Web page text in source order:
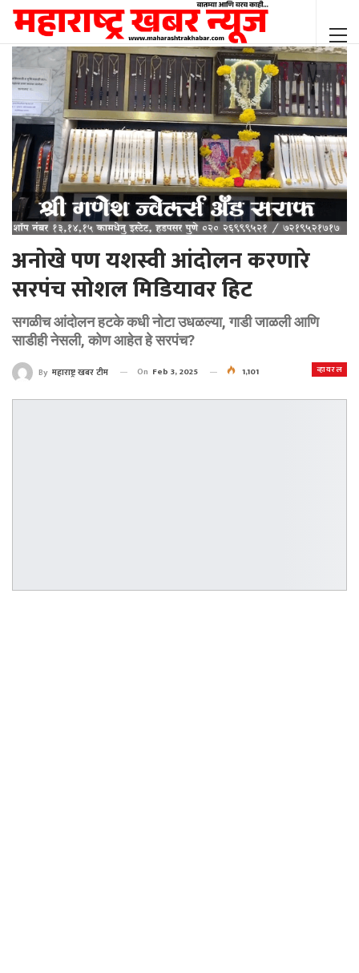
अनोखे पण यशस्वी आंदोलन करणारे
सरपंच सोशल मिडियावर हिट
सगळीच आंदोलन हटके कधी नोटा उधळल्या, गाडी जाळली आणि
साडीही नेसली, कोण आहेत हे सरपंच?
व्हायरल
By महाराष्ट्र खबर टीम On Feb 3, 2025 1,101